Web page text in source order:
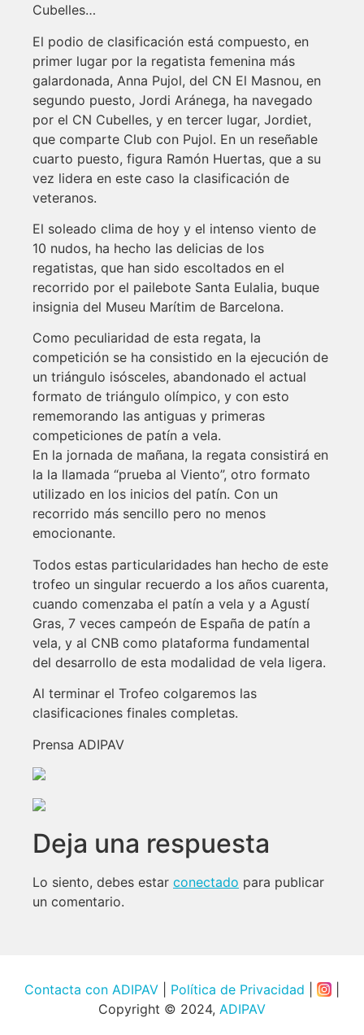
Cubelles…
El podio de clasificación está compuesto, en
primer lugar por la regatista femenina más
galardonada, Anna Pujol, del CN El Masnou, en
segundo puesto, Jordi Aránega, ha navegado
por el CN Cubelles, y en tercer lugar, Jordiet,
que comparte Club con Pujol. En un reseñable
cuarto puesto, figura Ramón Huertas, que a su
vez lidera en este caso la clasificación de
veteranos.
El soleado clima de hoy y el intenso viento de
10 nudos, ha hecho las delicias de los
regatistas, que han sido escoltados en el
recorrido por el pailebote Santa Eulalia, buque
insignia del Museu Marítim de Barcelona.
Como peculiaridad de esta regata, la
competición se ha consistido en la ejecución de
un triángulo isósceles, abandonado el actual
formato de triángulo olímpico, y con esto
rememorando las antiguas y primeras
competiciones de patín a vela.
En la jornada de mañana, la regata consistirá en
la la llamada “prueba al Viento”, otro formato
utilizado en los inicios del patín. Con un
recorrido más sencillo pero no menos
emocionante.
Todos estas particularidades han hecho de este
trofeo un singular recuerdo a los años cuarenta,
cuando comenzaba el patín a vela y a Agustí
Gras, 7 veces campeón de España de patín a
vela, y al CNB como plataforma fundamental
del desarrollo de esta modalidad de vela ligera.
Al terminar el Trofeo colgaremos las
clasificaciones finales completas.
Prensa ADIPAV
Deja una respuesta
Lo siento, debes estar conectado para publicar
un comentario.
Contacta con ADIPAV Política de Privacidad
Copyright © 2024, ADIPAV